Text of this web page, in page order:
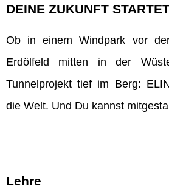
DEINE ZUKUNFT
Ob in einem Windpark vor
Erdölfeld mitten in der
Tunnelprojekt tief im Berg:
die Welt. Und Du kannst
Lehre